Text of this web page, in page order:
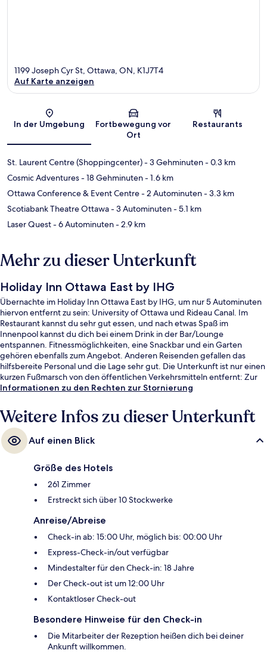
Karte
1199 Joseph Cyr St, Ottawa, ON, K1J7T4
Auf Karte anzeigen
In der Umgebung
Fortbewegung vor
Ort
Restaurants
St. Laurent Centre (Shoppingcenter)- 3 Gehminuten- 0.3 km
Cosmic Adventures- 18 Gehminuten- 1.6 km
Ottawa Conference & Event Centre- 2 Autominuten- 3.3 km
Scotiabank Theatre Ottawa- 3 Autominuten- 5.1 km
Laser Quest- 6 Autominuten- 2.9 km
Mehr zu dieser Unterkunft
Holiday Inn Ottawa East by IHG
Übernachte im Holiday Inn Ottawa East by IHG, um nur 5 Autominuten
hiervon entfernt zu sein: University of Ottawa und Rideau Canal. Im
Restaurant kannst du sehr gut essen, und nach etwas Spaß im
Innenpool kannst du dich bei einem Drink in der Bar/Lounge
entspannen. Fitnessmöglichkeiten, eine Snackbar und ein Garten
gehören ebenfalls zum Angebot. Anderen Reisenden gefallen das
hilfsbereite Personal und die Lage sehr gut. Die Unterkunft ist nur einen
kurzen Fußmarsch von den öffentlichen Verkehrsmitteln entfernt: Zur
U-Bahn läuft man 5 Minuten (St-Laurent Station) bzw. 11 Minuten
Informationen zu den Rechten zur Stornierung
Weitere Infos zu dieser Unterkunft
Auf einen Blick
Größe des Hotels
261 Zimmer
Erstreckt sich über 10 Stockwerke
Anreise/Abreise
Check-in ab: 15:00 Uhr, möglich bis: 00:00 Uhr
Express-Check-in/out verfügbar
Mindestalter für den Check-in: 18 Jahre
Der Check-out ist um 12:00 Uhr
Kontaktloser Check-out
Besondere Hinweise für den Check-in
Die Mitarbeiter der Rezeption heißen dich bei deiner
Ankunft willkommen.